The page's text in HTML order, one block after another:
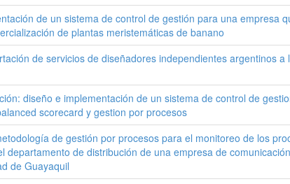
de un sistema de control de gestión para una empresa
de plantas meristemáticas de banano
de servicios de diseñadores independientes argentinos a
diseño e implementación de un sistema de control de
scorecard y gestion por procesos
de gestión por procesos para el monitoreo de los
departamento de distribución de una empresa de
de Guayaquil